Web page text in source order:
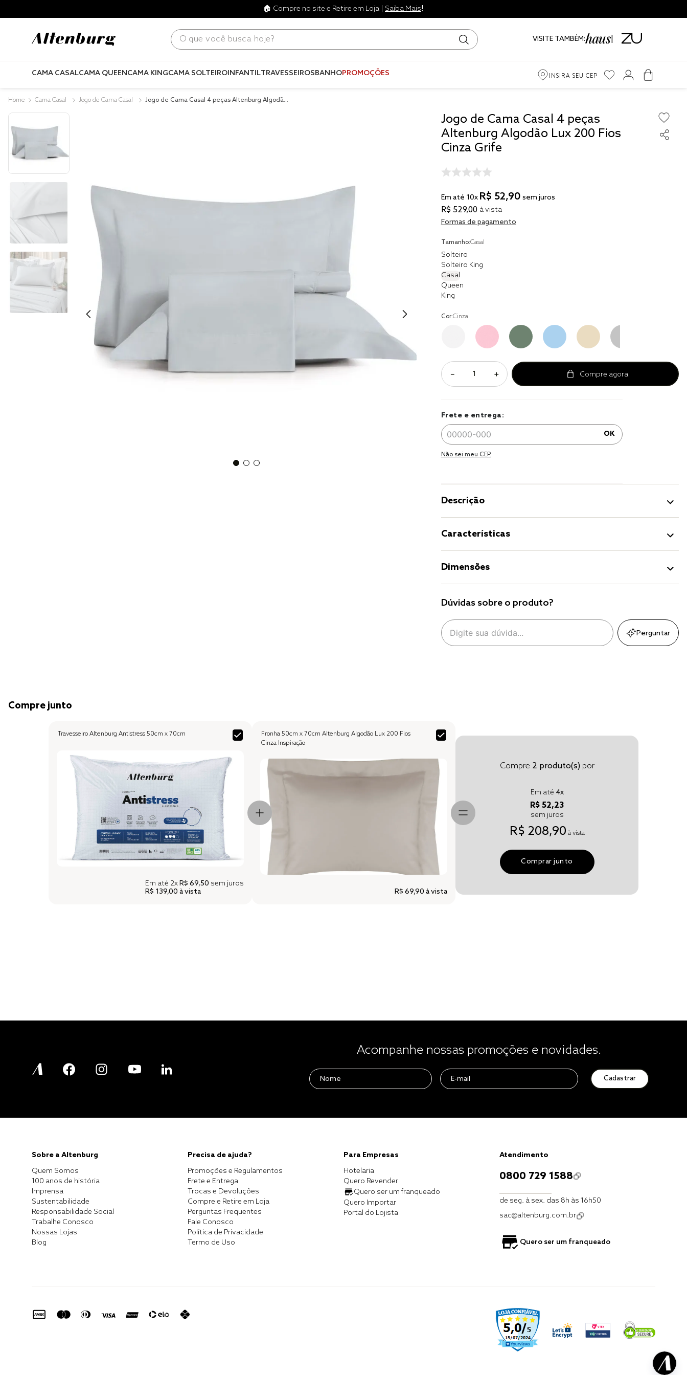
🏠 Compre no site e Retire em Loja | Saiba Mais!
O que você busca hoje?
VISITE TAMBÉM:
CAMA CASALCAMA QUEENCAMA KINGCAMA SOLTEIROINFANTILTRAVESSEIROSBANHOPROMOÇÕES INSIRA SEU CEP
Cama Casal Jogo de Cama Casal
Jogo de Cama Casal 4 peças Altenburg Algodão
Jogo de Cama Casal 4 peças
Altenburg Algodão Lux 200 Fios
Cinza Grife
Em até 10x R$ 52,90 sem juros
R$ 529,00 à vista
Formas de pagamento
Tamanho:Casal
Solteiro
Solteiro King
Casal
Queen
King
Cor:Cinza
＋
－
Frete e entrega:
OK
Não sei meu CEP.
Descrição
Características
Dimensões
Dúvidas sobre o produto?
Perguntar
Compre junto
Travesseiro Altenburg Antistress 50cm x 70cm
Em até 2xR$ 69,50 sem juros
R$ 139,00 à vista
Fronha 50cm x 70cm Altenburg Algodão Lux 200 Fios
Cinza Inspiração
R$ 69,90 à vista
Compre 2 produto(s)por
Em até 4x
R$ 52,23
sem juros
R$ 208,90 à vista
Comprar junto
Acompanhe nossas promoções e novidades.
Cadastrar
Sobre a Altenburg
Quem Somos
100 anos de história
Imprensa
Sustentabilidade
Responsabilidade Social
Trabalhe Conosco
Nossas Lojas
Blog
Precisa de ajuda?
Promoções e Regulamentos
Frete e Entrega
Trocas e Devoluções
Compre e Retire em Loja
Perguntas Frequentes
Fale Conosco
Política de Privacidade
Termo de Uso
Para Empresas
Hotelaria
Quero Revender
Quero ser um franqueado
Quero Importar
Portal do Lojista
Atendimento
0800 729 1588
de seg. à sex. das 8h às 16h50
sac@altenburg.com.br
Quero ser um franqueado
fronha
travesseiro
solteiro
cobre leito
jogo cama
casal